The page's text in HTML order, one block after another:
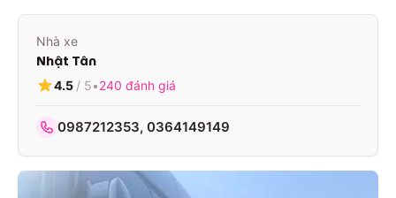
Nhà xe
Nhật Tân
4.5 / 5•240 đánh giá
0987212353, 0364149149